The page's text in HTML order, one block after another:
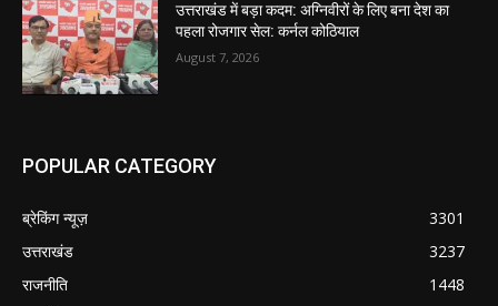
उत्तराखंड में बड़ा कदम: अग्निवीरों के लिए बना देश का
पहला रोजगार सेल: कर्नल कोठियाल
August 7, 2026
POPULAR CATEGORY
ब्रेकिंग न्यूज़
3301
उत्तराखंड
3237
राजनीति
1448